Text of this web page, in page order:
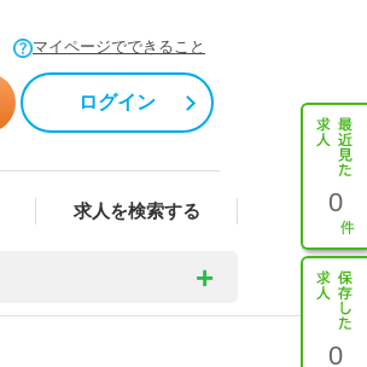
マイページでできること
ログイン
求人を検索する 0
0